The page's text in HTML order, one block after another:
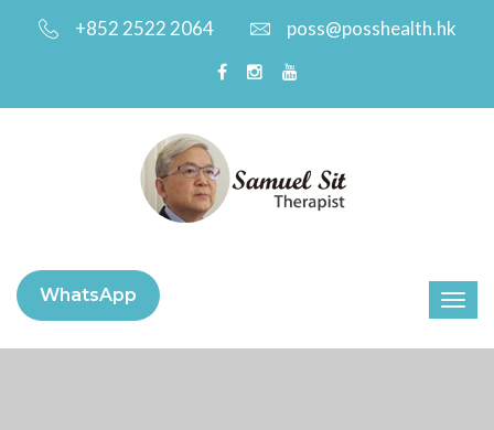
+852 2522 2064 poss@posshealth.hk
WhatsApp